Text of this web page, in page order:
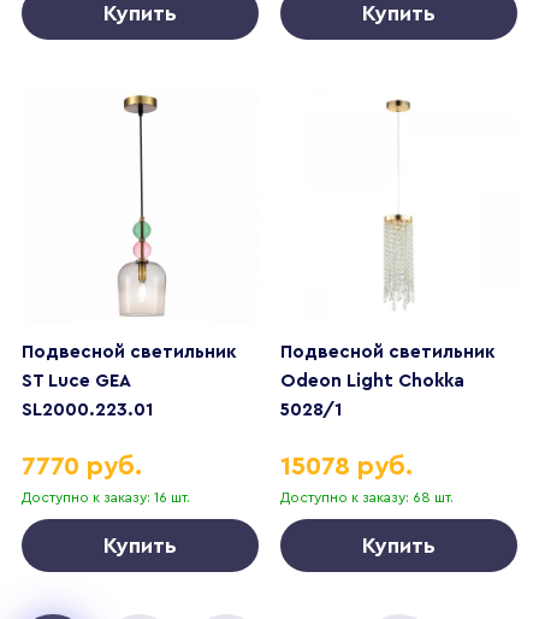
Купить Купить
Подвесной светильник
ST Luce GEA
SL2000.223.01
Доступно к заказу: 16 шт.
7770 руб.
Купить
Подвесной светильник
Odeon Light Chokka
5028/1
Доступно к заказу: 68 шт.
15078 руб.
Купить